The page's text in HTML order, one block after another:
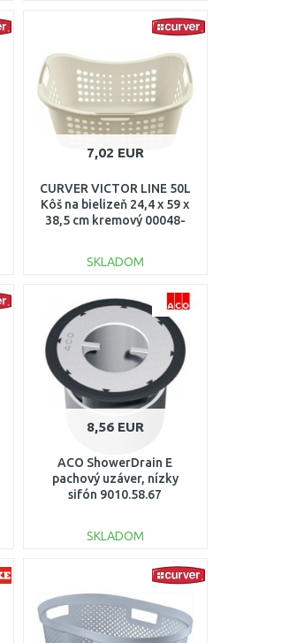
DO KOŠÍKA
Porovnať
7,02 EUR
CURVER VICTOR LINE 50L
Kôš na bielizeň 24,4 x 59 x
38,5 cm kremový 00048-
SKLADOM
DO KOŠÍKA
Porovnať
8,56 EUR
ACO ShowerDrain E
pachový uzáver, nízky
sifón 9010.58.67
SKLADOM
DO KOŠÍKA
Porovnať